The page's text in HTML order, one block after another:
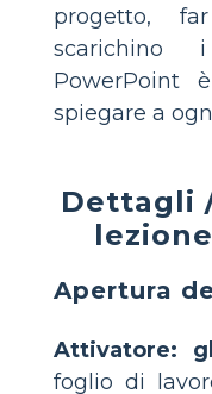
progetto,
PowerPoint
spiegare a
Dettagli
Apertura
Attivatore:
foglio di